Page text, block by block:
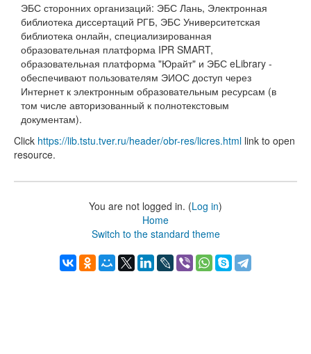
ЭБС сторонних организаций: ЭБС Лань, Электронная
библиотека диссертаций РГБ, ЭБС Университетская
библиотека онлайн, специализированная
образовательная платформа IPR SMART,
образовательная платформа "Юрайт" и ЭБС eLibrary -
обеспечивают пользователям ЭИОС доступ через
Интернет к электронным образовательным ресурсам (в
том числе авторизованный к полнотекстовым
документам).
Click https://lib.tstu.tver.ru/header/obr-res/licres.html link to open
resource.
You are not logged in. (Log in)
Home
Switch to the standard theme